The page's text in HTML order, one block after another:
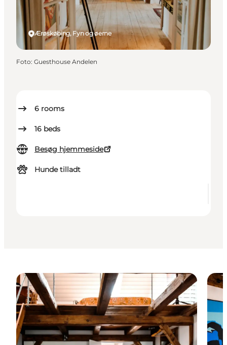
6 rooms
16 beds
Besøg hjemmeside
Hunde tilladt
Ærøskøbing, Fyn og øerne
Foto: Guesthouse Andelen